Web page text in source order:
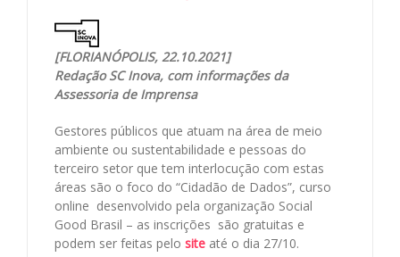
[FLORIANÓPOLIS, 22.10.2021]
Redação SC Inova, com informações da
Assessoria de Imprensa
Gestores públicos que atuam na área de meio
ambiente ou sustentabilidade e pessoas do
terceiro setor que tem interlocução com estas
áreas são o foco do “Cidadão de Dados”, curso
online desenvolvido pela organização Social
Good Brasil – as inscrições são gratuitas e
podem ser feitas pelo site até o dia 27/10.